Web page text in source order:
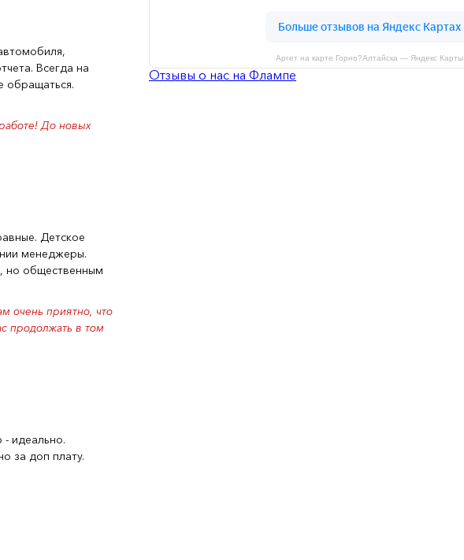
Всегда на
обращаться.
До новых
Детское
менеджеры.
но общественным
очень приятно, что
продолжать в том
- идеально.
за доп плату.
Аргет на карте Горно?Алтайска — Яндекс Карты
Отзывы о нас на Флампе